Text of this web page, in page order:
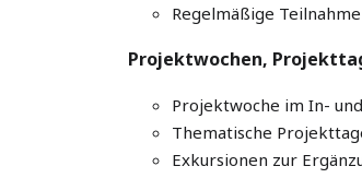
Regelmäßige
Projektwochen,
Projektwoche im In-
Thematische
Exkursionen zur